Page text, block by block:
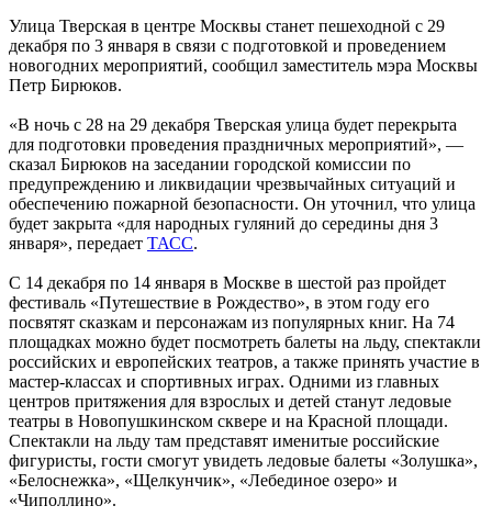
Улица Тверская в центре Москвы станет пешеходной с 29
декабря по 3 января в связи с подготовкой и проведением
новогодних мероприятий, сообщил заместитель мэра Москвы
Петр Бирюков.
«В ночь с 28 на 29 декабря Тверская улица будет перекрыта
для подготовки проведения праздничных мероприятий», —
сказал Бирюков на заседании городской комиссии по
предупреждению и ликвидации чрезвычайных ситуаций и
обеспечению пожарной безопасности. Он уточнил, что улица
будет закрыта «для народных гуляний до середины дня 3
января», передает ТАСС.
С 14 декабря по 14 января в Москве в шестой раз пройдет
фестиваль «Путешествие в Рождество», в этом году его
посвятят сказкам и персонажам из популярных книг. На 74
площадках можно будет посмотреть балеты на льду, спектакли
российских и европейских театров, а также принять участие в
мастер-классах и спортивных играх. Одними из главных
центров притяжения для взрослых и детей станут ледовые
театры в Новопушкинском сквере и на Красной площади.
Спектакли на льду там представят именитые российские
фигуристы, гости смогут увидеть ледовые балеты «Золушка»,
«Белоснежка», «Щелкунчик», «Лебединое озеро» и
«Чиполлино».